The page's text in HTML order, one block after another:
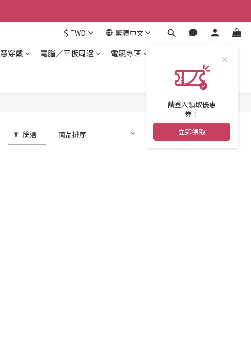
$ TWD 繁體中文
請登入領取優惠
券！
立即領取
穿戴 電腦／平板周邊
電競專區
篩選 商品排序 每頁顯示 24 個